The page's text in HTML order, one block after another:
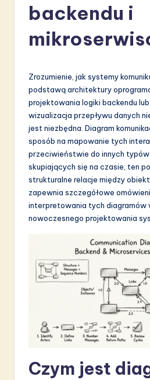
in
A
&
backendu i
Zrozumienie, jak systemy
podstawą architektury
projektowania logiki backendu
wizualizacja przepływu danych
jest niezbędna. Diagram
sposób na mapowanie tych
przeciwieństwie do innych
skupiających się na czasie, ten
strukturalne relacje między
zapewnia szczegółowe
interpretowania tych diagramów
nowoczesnego projektowania
Czym jest